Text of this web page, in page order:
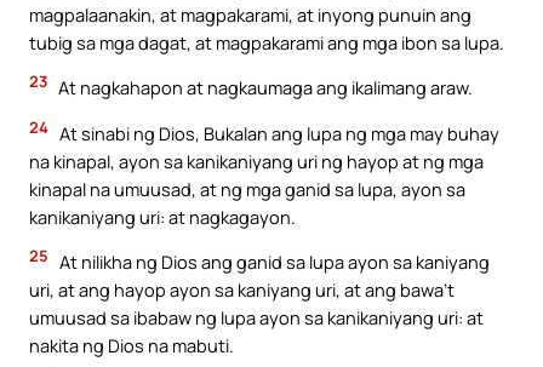
magpalaanakin, at magpakarami, at inyong punuin ang
tubig sa mga dagat, at magpakarami ang mga ibon sa lupa.
23 At nagkahapon at nagkaumaga ang ikalimang araw.
24 At sinabi ng Dios, Bukalan ang lupa ng mga may buhay
na kinapal, ayon sa kanikaniyang uri ng hayop at ng mga
kinapal na umuusad, at ng mga ganid sa lupa, ayon sa
kanikaniyang uri: at nagkagayon.
25 At nilikha ng Dios ang ganid sa lupa ayon sa kaniyang
uri, at ang hayop ayon sa kaniyang uri, at ang bawa’t
umuusad sa ibabaw ng lupa ayon sa kanikaniyang uri: at
nakita ng Dios na mabuti.